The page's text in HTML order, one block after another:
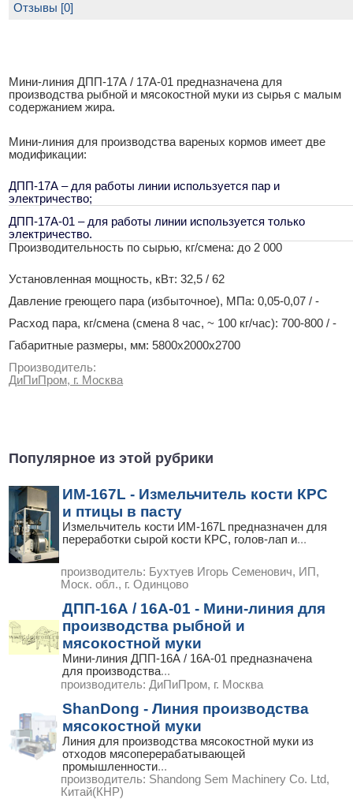
Мини-линия ДПП-17А / 17А-01 предназначена для
производства рыбной и мясокостной муки из сырья с малым
содержанием жира.
Мини-линия для производства вареных кормов имеет две
модификации:
ДПП-17А – для работы линии используется пар и
электричество;
ДПП-17А-01 – для работы линии используется только
электричество.
Производительность по сырью, кг/смена: до 2 000
Установленная мощность, кВт: 32,5 / 62
Давление греющего пара (избыточное), МПа: 0,05-0,07 / -
Расход пара, кг/смена (смена 8 час, ~ 100 кг/час): 700-800 / -
Габаритные размеры, мм: 5800х2000х2700
Производитель:
ДиПиПром, г. Москва
Отзывы [0]
Популярное из этой рубрики
ИМ-167L - Измельчитель кости КРС
и птицы в пасту
Измельчитель кости ИМ-167L предназначен для
переработки сырой кости КРС, голов-лап и...
производитель: Бухтуев Игорь Семенович, ИП,
Моск. обл., г. Одинцово
ДПП-16А / 16А-01 - Мини-линия для
производства рыбной и
мясокостной муки
Мини-линия ДПП-16А / 16А-01 предназначена
для производства...
производитель: ДиПиПром, г. Москва
ShanDong - Линия производства
мясокостной муки
Линия для производства мясокостной муки из
отходов мясоперерабатывающей
промышленности...
производитель: Shandong Sem Machinery Co. Ltd,
Китай(КНР)